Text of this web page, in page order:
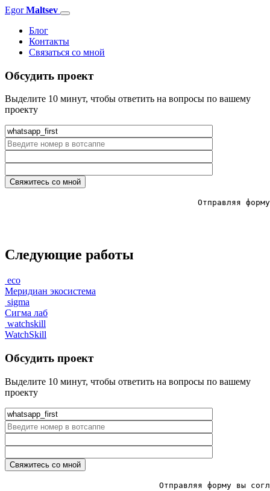
EgorMaltsev
Toggle
Блог
Контакты
Связаться со мной
Обсудить проект
Выделите 10 минут, чтобы ответить на вопросы по вашему
проекту
Следующие работы
eco
Меридиан экосистема
sigma
Сигма лаб
watchskill
WatchSkill
Обсудить проект
Выделите 10 минут, чтобы ответить на вопросы по вашему
проекту